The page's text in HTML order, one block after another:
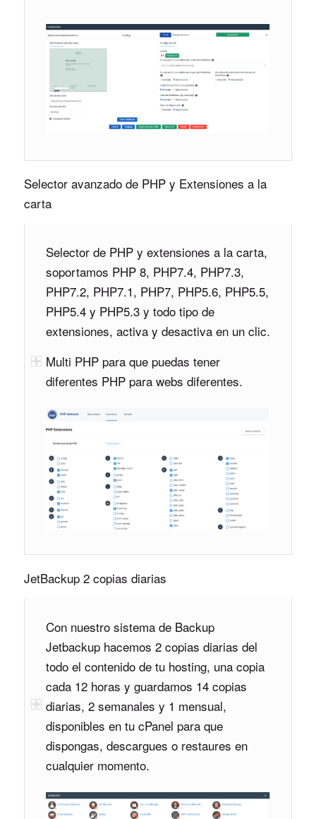
Selector avanzado de PHP y Extensiones a la
carta
Selector de PHP y extensiones a la carta,
soportamos PHP 8, PHP7.4, PHP7.3,
PHP7.2, PHP7.1, PHP7, PHP5.6, PHP5.5,
PHP5.4 y PHP5.3 y todo tipo de
extensiones, activa y desactiva en un clic.
Multi PHP para que puedas tener
diferentes PHP para webs diferentes.
JetBackup 2 copias diarias
Con nuestro sistema de Backup
Jetbackup hacemos 2 copias diarias del
todo el contenido de tu hosting, una copia
cada 12 horas y guardamos 14 copias
diarias, 2 semanales y 1 mensual,
disponibles en tu cPanel para que
dispongas, descargues o restaures en
cualquier momento.